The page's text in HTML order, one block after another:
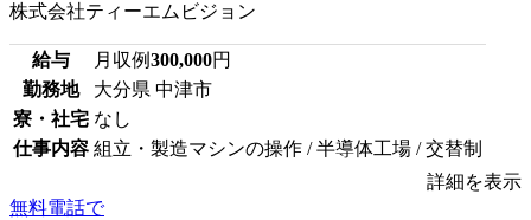
株式会社ティーエムビジョン
給与 月収例300,000円
勤務地
大分県 中津市
寮・社宅 なし
仕事内容 組立・製造マシンの操作 / 半導体工場 / 交替制
詳細を表示
無料電話で